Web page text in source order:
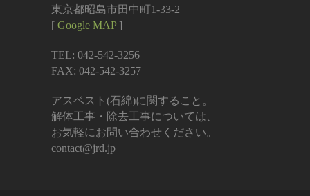
東京都昭島市田中町1-33-2
[ Google MAP]
TEL: 042-542-3256
FAX: 042-542-3257
アスベスト(石綿)に関すること。
解体工事・除去工事については、
お気軽にお問い合わせください。
contact@jrd.jp